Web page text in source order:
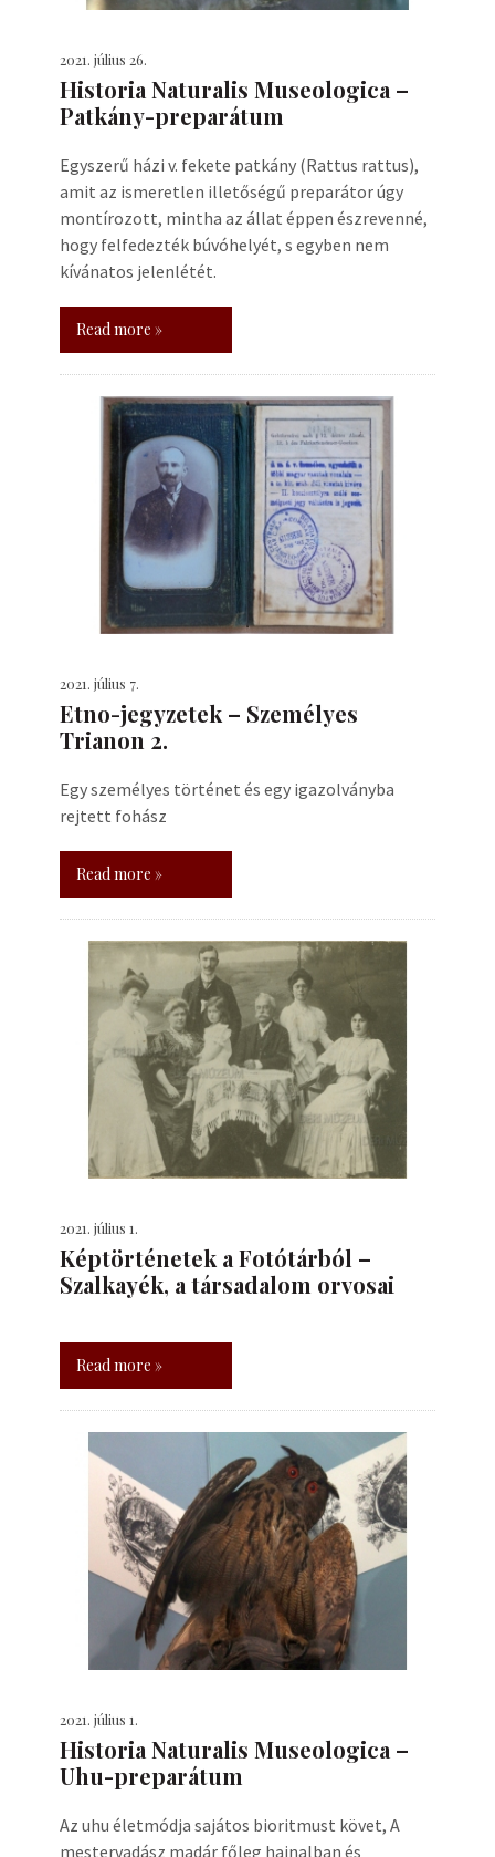
2021. július 26.
Historia Naturalis Museologica –
Patkány-preparátum
Egyszerű házi v. fekete patkány (Rattus rattus),
amit az ismeretlen illetőségű preparátor úgy
montírozott, mintha az állat éppen észrevenné,
hogy felfedezték búvóhelyét, s egyben nem
kívánatos jelenlétét.
Read more »
2021. július 7.
Etno-jegyzetek – Személyes
Trianon 2.
Egy személyes történet és egy igazolványba
rejtett fohász
Read more »
2021. július 1.
Képtörténetek a Fotótárból –
Szalkayék, a társadalom orvosai
Read more »
2021. július 1.
Historia Naturalis Museologica –
Uhu-preparátum
Az uhu életmódja sajátos bioritmust követ, A
mestervadász madár főleg hajnalban és